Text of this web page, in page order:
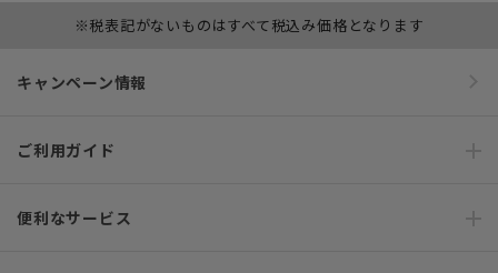
※税表記がないものはすべて税込み価格となります
キャンペーン情報
ご利用ガイド
便利なサービス